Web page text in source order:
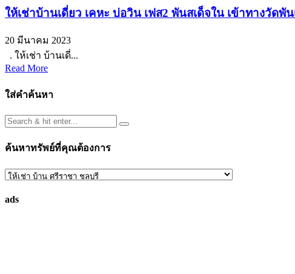
ให้เช่าบ้านเดี่ยว เคหะ บ่อวิน เฟส2 พันสเด็จใน เข้าทางวัดพั
20 มีนาคม 2023
. ให้เช่า บ้านเดี่...
Read More
ใส่คำค้นหา
ค้นหาทรัพย์ที่คุณต้องการ
ค้นหา
ที่
ads